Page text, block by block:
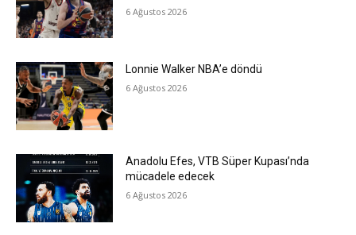
6 Ağustos 2026
Lonnie Walker NBA’e döndü
6 Ağustos 2026
Anadolu Efes, VTB Süper Kupası’nda
mücadele edecek
6 Ağustos 2026